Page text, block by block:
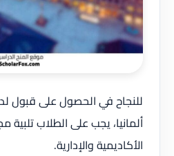
للنجاح في الحصول على قبول
ألمانيا، يجب على الطلاب
الأكاديمية والإدارية.